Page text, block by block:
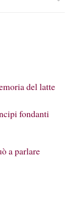
del latte
fondanti
a parlare